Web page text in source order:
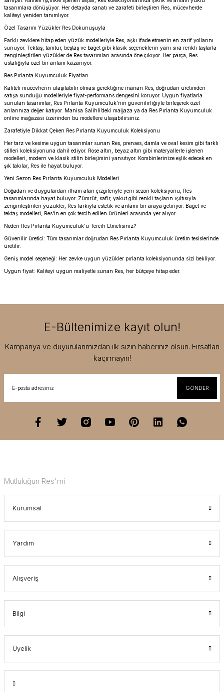
tasarımlara dönüşüyor. Her detayda sanatı ve zarafeti birleştiren Res, mücevherde
kaliteyi yeniden tanımlıyor.
Özel Tasarım Yüzükler Res Dokunuşuyla
Farklı zevklere hitap eden yüzük modelleriyle Res, aşkı ifade etmenin en zarif yollarını
sunuyor. Tektaş, tamtur, beştaş ve baget gibi klasik seçeneklerin yanı sıra renkli taşlarla
zenginleştirilen yüzükler de Res tasarımları arasında öne çıkıyor. Her parça, Res
ustalığıyla özel bir anlam kazanıyor.
Res Pırlanta Kuyumculuk Fiyatları
Kaliteli mücevherin ulaşılabilir olması gerektiğine inanan Res, doğrudan üretimden
satışa sunduğu modelleriyle fiyat-performans dengesini koruyor. Uygun fiyatlarla
sunulan tasarımlar, Res Pırlanta Kuyumculuk’nın güvenilirliğiyle birleşerek özel
anlarınıza değer katıyor. Manisa Salihli’deki mağaza ya da Res Pırlanta Kuyumculuk
online mağazası üzerinden bu modellere ulaşabilirsiniz.
Zarafetiyle Dikkat Çeken Res Pırlanta Kuyumculuk Koleksiyonu
Her tarz ve kesime uygun tasarımlar sunan Res, prenses, damla ve oval kesim gibi farklı
stilleri koleksiyonuna dahil ediyor. Rose altın, beyaz altın gibi materyallerle işlenen
modelleri, modern ve klasik stilin birleşimini yansıtıyor. Kombinlerinize eşlik edecek en
şık takılar, Res ile hayat buluyor.
Yeni Sezon Res Pırlanta Kuyumculuk Modelleri
Doğadan ve duygulardan ilham alan çizgileriyle yeni sezon koleksiyonu, Res
tasarımlarında hayat buluyor. Zümrüt, safir, yakut gibi renkli taşların ışıltısıyla
zenginleştirilen yüzükler, Res farkıyla estetik ve anlamı bir araya getiriyor. Baget ve
tektaş modelleri, Res'in en çok tercih edilen ürünleri arasında yer alıyor.
Neden Res Pırlanta Kuyumculuk’u Tercih Etmelisiniz?
Güvenilir üretici: Tüm tasarımlar doğrudan Res Pırlanta Kuyumculuk üretim tesislerinde
üretilir.
Geniş model seçeneği: Her zevke uygun yüzükler pırlanta koleksiyonunda sizi bekliyor.
Uygun fiyat: Kaliteyi uygun maliyetle sunan Res, her bütçeye hitap eder.
E-Bültenimize kayıt olun!
Kampanya ve duyurularımızdan ilk sizin haberiniz olsun. Fırsatları
kaçırmayın!
GÖNDER
Mutluluğun Res'mi
Kurumsal
Yardım
Alışveriş
Bilgi
Üyelik